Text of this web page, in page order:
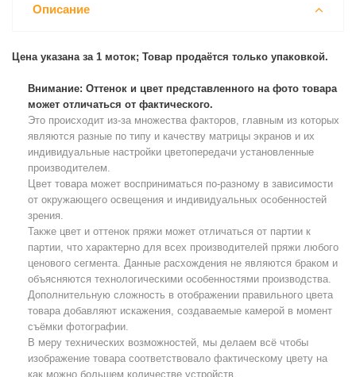
Описание
Цена указана за 1 моток; Товар продаётся только упаковкой.
Внимание: Оттенок и цвет представленного на фото товара
может отличаться от фактического.
Это происходит из-за множества факторов, главным из которых
являются разные по типу и качеству матрицы экранов и их
индивидуальные настройки цветопередачи установленные
производителем.
Цвет товара может восприниматься по-разному в зависимости
от окружающего освещения и индивидуальных особенностей
зрения.
Также цвет и оттенок пряжи может отличаться от партии к
партии, что характерно для всех производителей пряжи любого
ценового сегмента. Данные расхождения не являются браком и
объясняются технологическими особенностями производства.
Дополнительную сложность в отображении правильного цвета
товара добавляют искажения, создаваемые камерой в момент
съёмки фотографии.
В меру технических возможностей, мы делаем всё чтобы
изображение товара соответствовало фактическому цвету на
как можно большем количестве устройств.